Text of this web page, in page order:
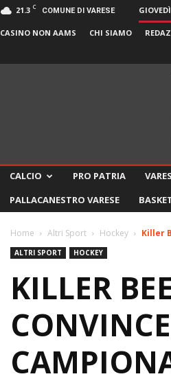
21.3 C COMUNE DI VARESE
CASINO NON AAMS CHI SIAMO
CALCIO PRO PATRIA
PALLACANESTRO VARESE
Home Altri Sport Hockey Killer
ALTRI SPORT HOCKEY
KILLER